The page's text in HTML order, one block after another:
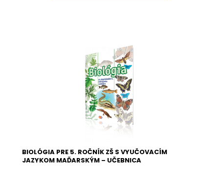
BIOLÓGIA PRE 5. ROČNÍK ZŠ S VYUČOVACÍM
JAZYKOM MAĎARSKÝM – UČEBNICA